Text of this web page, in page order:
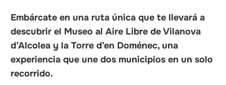
Embárcate en una ruta única que te llevará a
descubrir el Museo al Aire Libre de Vilanova
d’Alcolea y la Torre d’en Doménec, una
experiencia que une dos municipios en un solo
recorrido.